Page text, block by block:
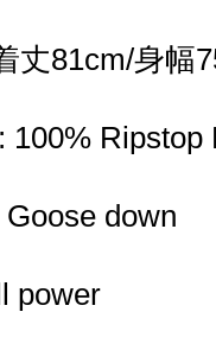
丈81cm/身幅
100% Ripstop
Goose down
power